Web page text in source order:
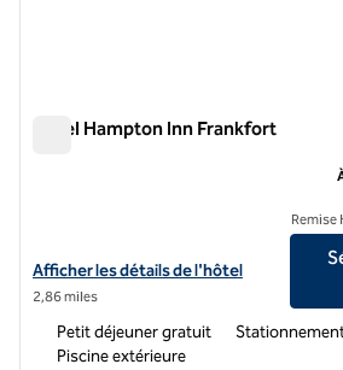
Hôtel Hampton Inn Frankfort
Afficher les détails de l'hôtel Hampton
Afficher les détails de l'hôtel
2,86 miles
Remise
Petit déjeuner gratuit
Piscine extérieure